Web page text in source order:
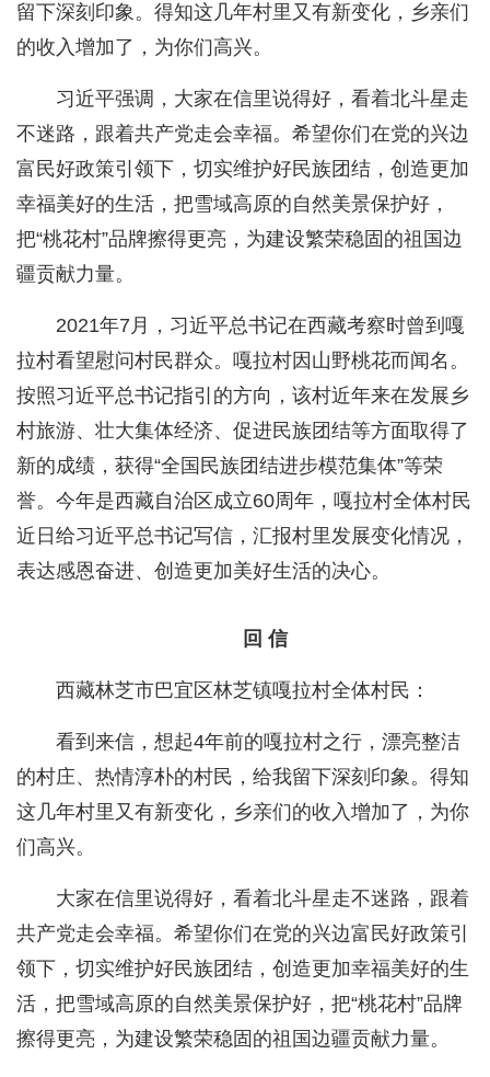
留下深刻印象。得知这几年村里又有新变化，乡亲们
的收入增加了，为你们高兴。
习近平强调，大家在信里说得好，看着北斗星走
不迷路，跟着共产党走会幸福。希望你们在党的兴边
富民好政策引领下，切实维护好民族团结，创造更加
幸福美好的生活，把雪域高原的自然美景保护好，
把“桃花村”品牌擦得更亮，为建设繁荣稳固的祖国边
疆贡献力量。
2021年7月，习近平总书记在西藏考察时曾到嘎
拉村看望慰问村民群众。嘎拉村因山野桃花而闻名。
按照习近平总书记指引的方向，该村近年来在发展乡
村旅游、壮大集体经济、促进民族团结等方面取得了
新的成绩，获得“全国民族团结进步模范集体”等荣
誉。今年是西藏自治区成立60周年，嘎拉村全体村民
近日给习近平总书记写信，汇报村里发展变化情况，
表达感恩奋进、创造更加美好生活的决心。
回 信
西藏林芝市巴宜区林芝镇嘎拉村全体村民：
看到来信，想起4年前的嘎拉村之行，漂亮整洁
的村庄、热情淳朴的村民，给我留下深刻印象。得知
这几年村里又有新变化，乡亲们的收入增加了，为你
们高兴。
大家在信里说得好，看着北斗星走不迷路，跟着
共产党走会幸福。希望你们在党的兴边富民好政策引
领下，切实维护好民族团结，创造更加幸福美好的生
活，把雪域高原的自然美景保护好，把“桃花村”品牌
擦得更亮，为建设繁荣稳固的祖国边疆贡献力量。